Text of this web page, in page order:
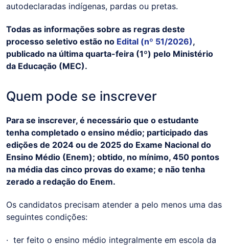
autodeclaradas indígenas, pardas ou pretas.
Todas as informações sobre as regras deste
processo seletivo estão no Edital (nº 51/2026),
publicado na última quarta-feira (1º) pelo Ministério
da Educação (MEC).
Quem pode se inscrever
Para se inscrever, é necessário que o estudante
tenha completado o ensino médio; participado das
edições de 2024 ou de 2025 do Exame Nacional do
Ensino Médio (Enem); obtido, no mínimo, 450 pontos
na média das cinco provas do exame; e não tenha
zerado a redação do Enem.
Os candidatos precisam atender a pelo menos uma das
seguintes condições:
· ter feito o ensino médio integralmente em escola da